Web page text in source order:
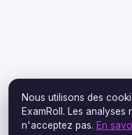
Nous utilisons des
ExamRoll. Les
n'acceptez pas. En